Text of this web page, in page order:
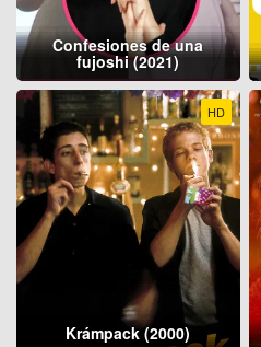
Confesiones de una
fujoshi (2021)
HD
Krámpack (2000)